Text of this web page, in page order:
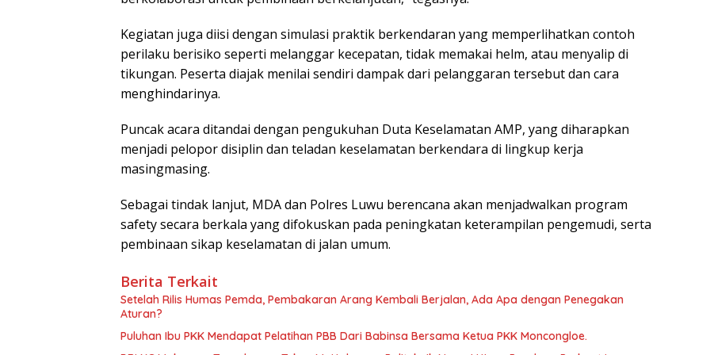
‎Kegiatan juga diisi dengan simulasi praktik berkendaran yang memperlihatkan contoh
perilaku berisiko seperti melanggar kecepatan, tidak memakai helm, atau menyalip di
‎tikungan. Peserta diajak menilai sendiri dampak dari pelanggaran tersebut dan cara
‎menghindarinya.
‎Puncak acara ditandai dengan pengukuhan Duta Keselamatan AMP, yang diharapkan
‎menjadi pelopor disiplin dan teladan keselamatan berkendara di lingkup kerja
masingmasing.
‎Sebagai tindak lanjut, MDA dan Polres Luwu berencana akan menjadwalkan program
‎safety secara berkala yang difokuskan pada peningkatan keterampilan pengemudi, ‎serta
pembinaan sikap keselamatan di jalan umum.
Berita Terkait
Setelah Rilis Humas Pemda, Pembakaran Arang Kembali Berjalan, Ada Apa dengan Penegakan
Aturan?
Puluhan Ibu PKK Mendapat Pelatihan PBB Dari Babinsa Bersama Ketua PKK Moncongloe.